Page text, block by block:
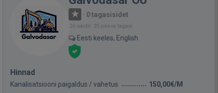
· 0 tagasisidet
Oli saidil: 25 päeva tagasi
Eesti keeles, English
Hinnad
Kanalisatsiooni paigaldus / vahetus 150,00€/M